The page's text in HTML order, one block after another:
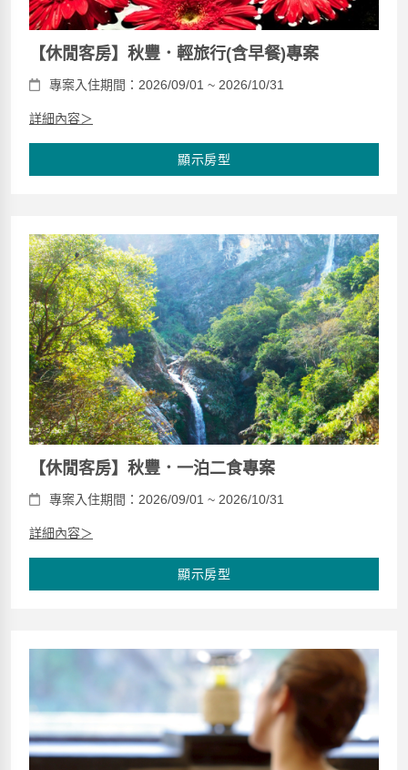
【休閒客房】秋豐．輕旅行(含早餐)專案
專案入住期間：2026/09/01 ~ 2026/10/31
詳細內容＞
顯示房型
【休閒客房】秋豐．一泊二食專案
專案入住期間：2026/09/01 ~ 2026/10/31
詳細內容＞
顯示房型